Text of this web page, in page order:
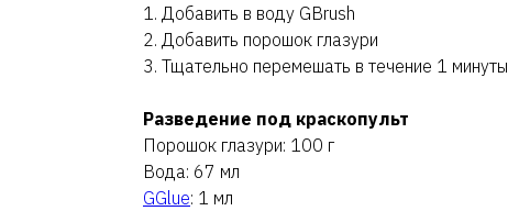
1. Добавить в воду GBrush
2. Добавить порошок глазури
3. Тщательно перемешать в течение 1 минуты
Разведение под краскопульт
Порошок глазури: 100 г
Вода: 67 мл
GGlue: 1 мл